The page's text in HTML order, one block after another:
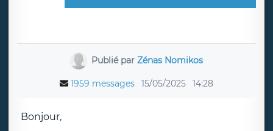
Publié parZénas Nomikos
1959 messages 15/05/2025 14:28
Bonjour,